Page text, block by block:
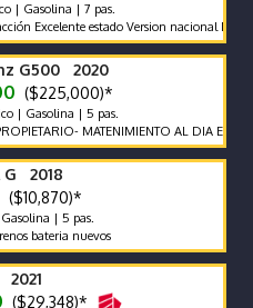
| Gasolina | 7 pas.
estado Version nacional Nada que
G500 2020
($225,000)*
| Gasolina | 5 pas.
MATENIMIENTO AL DIA EN AGENCIA
G 2018
($10,870)*
| 5 pas.
nuevos
2021
($29,348)*